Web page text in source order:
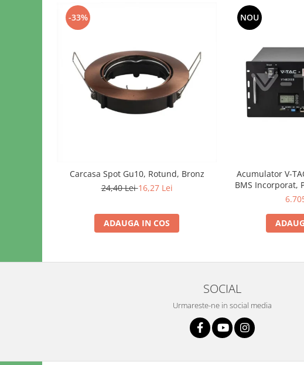
-33%
Carcasa Spot Gu10, Rotund, Bronz
24,40 Lei16,27 Lei
ADAUGA IN COS
NOU
Acumulator V-
BMS Incorporat,
SOCIAL
Urmareste-ne in social media